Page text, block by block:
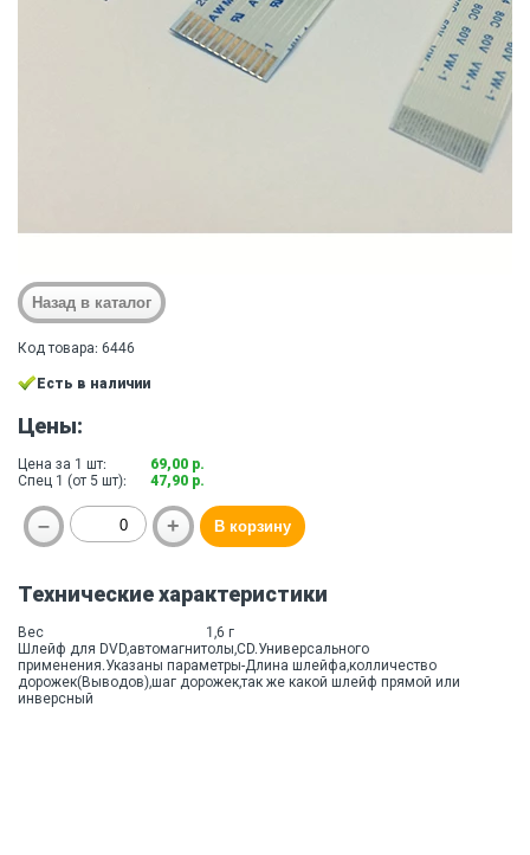
Код товара: 6446
Есть в наличии
Цены:
Цена за 1 шт:
69,00 р.
Спец 1 (от 5 шт):
47,90 р.
Технические характеристики
Вес
1,6 г
Шлейф для DVD,автомагнитолы,CD.Универсального
применения.Указаны параметры-Длина шлейфа,колличество
дорожек(Выводов),шаг дорожек,так же какой шлейф прямой или
инверсный